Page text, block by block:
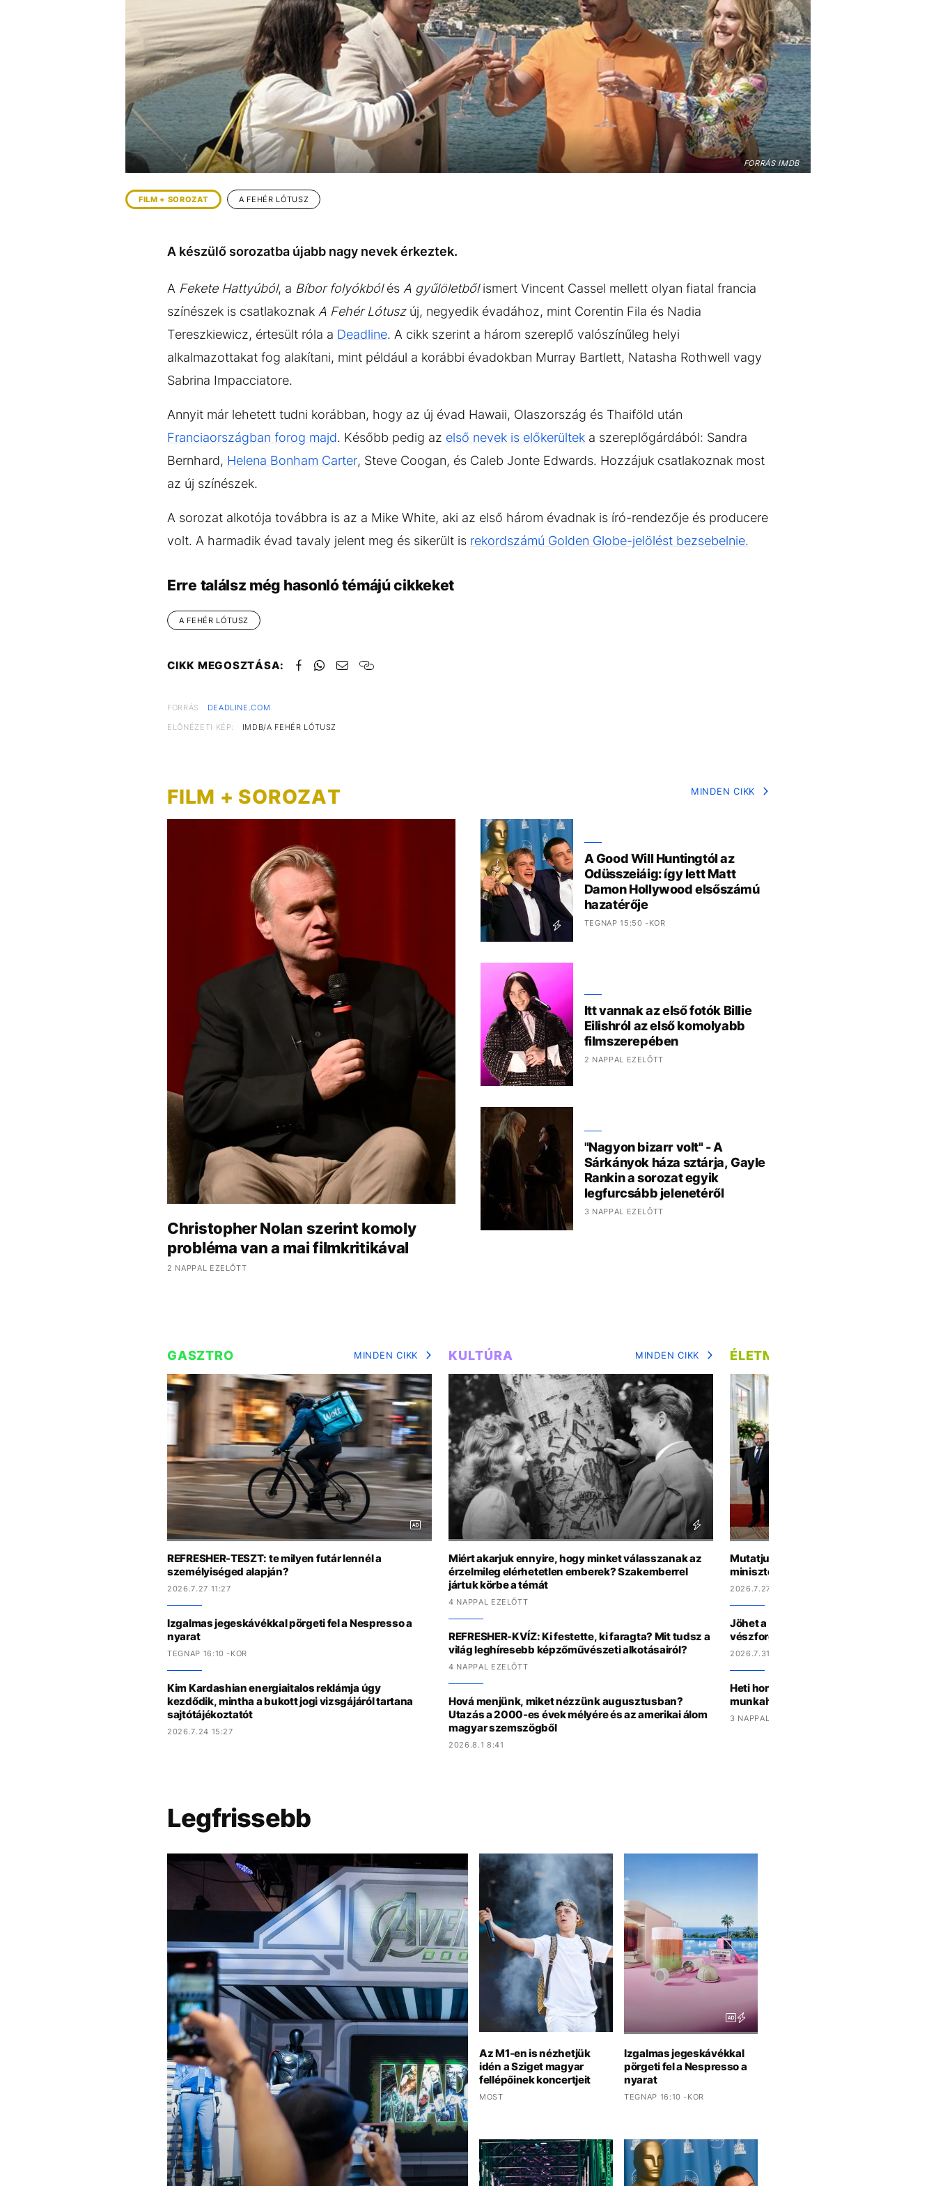
Kiemelt tartalmak VideóKvíz
REFRESHER
MédiaajánlatImpresszum
FORRÁS IMDB
FILM + SOROZAT A FEHÉR LÓTUSZ
A készülő sorozatba újabb nagy nevek érkeztek.
A Fekete Hattyúból, a Bíbor folyókbólés A gyűlöletbőlismert Vincent Cassel mellett olyan fiatal francia
színészek is csatlakoznak A Fehér Lótuszúj, negyedik évadához, mint Corentin Fila és Nadia
Tereszkiewicz, értesült róla a Deadline. A cikk szerint a három szereplő valószínűleg helyi
alkalmazottakat fog alakítani, mint például a korábbi évadokban Murray Bartlett, Natasha Rothwell vagy
Sabrina Impacciatore.
Annyit már lehetett tudni korábban, hogy az új évad Hawaii, Olaszország és Thaiföld után
Franciaországban forog majd. Később pedig az első nevek is előkerültek a szereplőgárdából: Sandra
Bernhard, Helena Bonham Carter, Steve Coogan, és Caleb Jonte Edwards. Hozzájuk csatlakoznak most
az új színészek.
A sorozat alkotója továbbra is az a Mike White, aki az első három évadnak is író-rendezője és producere
volt. A harmadik évad tavaly jelent meg és sikerült is rekordszámú Golden Globe-jelölést bezsebelnie.
Erre találsz még hasonló témájú cikkeket
A FEHÉR LÓTUSZ
CIKK MEGOSZTÁSA:
FORRÁS
DEADLINE.COM
ELŐNÉZETI KÉP:
IMDB/A FEHÉR LÓTUSZ
FILM + SOROZAT MINDEN CIKK
Christopher Nolan szerint komoly
probléma van a mai filmkritikával
2 NAPPAL EZELŐTT
A Good Will Huntingtól az
Odüsszeiáig: így lett Matt
Damon Hollywood elsőszámú
hazatérője
TEGNAP 15:50 -KOR
Itt vannak az első fotók Billie
Eilishról az első komolyabb
filmszerepében
2 NAPPAL EZELŐTT
"Nagyon bizarr volt" - A
Sárkányok háza sztárja, Gayle
Rankin a sorozat egyik
legfurcsább jelenetéről
3 NAPPAL EZELŐTT
GASZTRO MINDEN CIKK
REFRESHER-TESZT: te milyen futár lennél a
személyiséged alapján?
2026.7.27 11:27
Izgalmas jegeskávékkal pörgeti fel a Nespresso a
nyarat
TEGNAP 16:10 -KOR
Kim Kardashian energiaitalos reklámja úgy
kezdődik, mintha a bukott jogi vizsgájáról tartana
sajtótájékoztatót
2026.7.24 15:27
KULTÚRA MINDEN CIKK
Miért akarjuk ennyire, hogy minket válasszanak az
érzelmileg elérhetetlen emberek? Szakemberrel
jártuk körbe a témát
4 NAPPAL EZELŐTT
REFRESHER-KVÍZ: Ki festette, ki faragta? Mit tudsz a
világ leghíresebb képzőművészeti alkotásairól?
4 NAPPAL EZELŐTT
Hová menjünk, miket nézzünk augusztusban?
Utazás a 2000-es évek mélyére és az amerikai álom
magyar szemszögből
2026.8.1 8:41
ÉLETMÓD
Mutatjuk, te Magyar Péter kormányából
miniszter lennél a horoszkópod alapján
2026.7.27 15:44
Jöhet a háromórás áramszünet? Így
vészforgatókönyv Magyarországon
2026.7.31 15:27
Heti horoszkóp: a Skorpiók randizni
munkahelyi krásst, a Kosok új barátokat
3 NAPPAL EZELŐTT
Legfrissebb
Az M1-en is nézhetjük
idén a Sziget magyar
fellépőinek koncertjeit
MOST
Izgalmas jegeskávékkal
pörgeti fel a Nespresso a
nyarat
TEGNAP 16:10 -KOR